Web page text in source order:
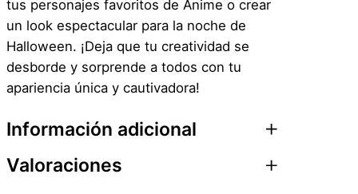
F
a
a
s
í
tus personajes favoritos de Anime o crear
un look espectacular para la noche de
Halloween. ¡Deja que tu creatividad se
desborde y sorprende a todos con tu
apariencia única y cautivadora!
Información adicional
Atributos
Valoraciones